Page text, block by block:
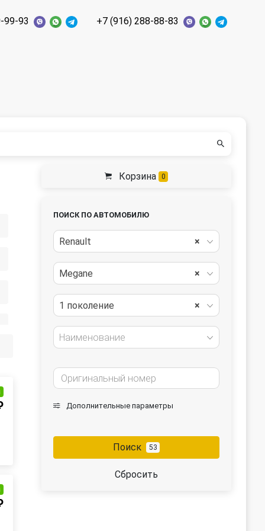
99-93 +7 (916) 288-88-83
Корзина 0
ПОИСК ПО АВТОМОБИЛЮ
×
Renault
×
Megane
×
1 поколение
Наименование
Дополнительные параметры
Поиск 53
Сбросить